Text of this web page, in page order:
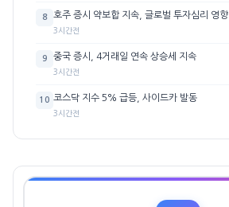
8 호주 증시 약보합 지속, 글로벌 투자심리 영향
3시간전
9 중국 증시, 4거래일 연속 상승세 지속
3시간전
10 코스닥 지수 5% 급등, 사이드카 발동
3시간전